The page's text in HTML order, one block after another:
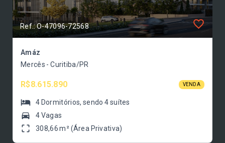
Ref.: O-47096-72568
Amáz
Mercês - Curitiba/PR
R$8.615.890 VENDA
4Dormitórios, sendo4suítes
4 Vagas
308,66 m² (Área Privativa)